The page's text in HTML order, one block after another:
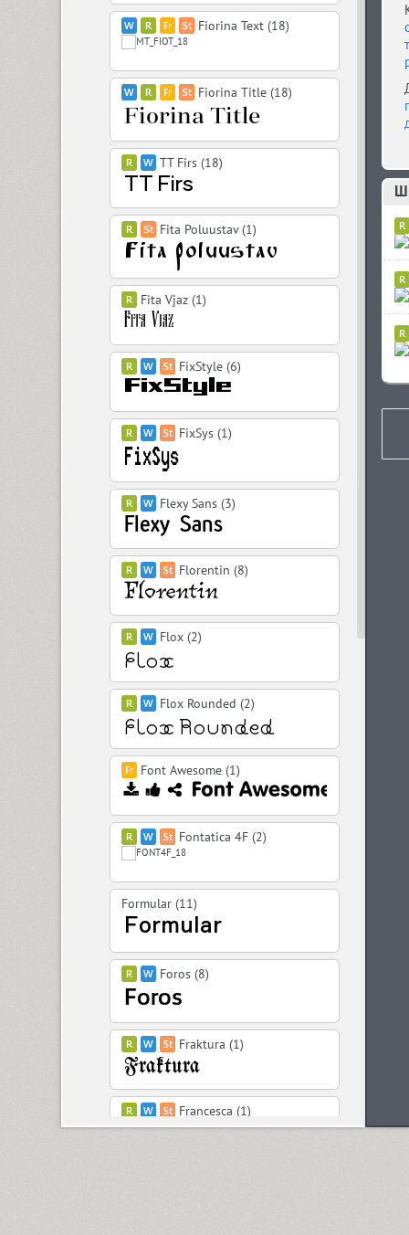
Fiorina Text (18)
Fiorina Title (18)
TT Firs (18)
Fita Poluustav (1)
Fita Vjaz (1)
FixStyle (6)
FixSys (1)
Flexy Sans (3)
Florentin (8)
Flox (2)
Flox Rounded (2)
Font Awesome (1)
Fontatica 4F (2)
Formular (11)
Foros (8)
Fraktura (1)
Francesca (1)